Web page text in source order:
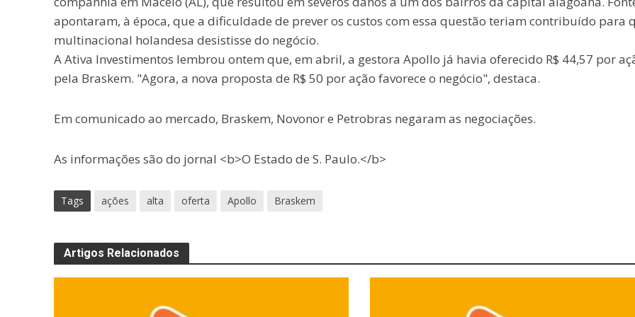
apontaram, à época, que a dificuldade de prever os custos com essa questão teriam contribuído para
multinacional holandesa desistisse do negócio.
A Ativa Investimentos lembrou ontem que, em abril, a gestora Apollo já havia oferecido R$ 44,57 por
pela Braskem. "Agora, a nova proposta de R$ 50 por ação favorece o negócio", destaca.
Em comunicado ao mercado, Braskem, Novonor e Petrobras negaram as negociações.
As informações são do jornal <b>O Estado de S. Paulo.</b>
Tags ações alta oferta Apollo Braskem
Artigos Relacionados